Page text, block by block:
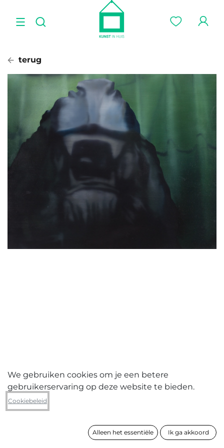
terug
Sarah De Vos
Lion
70 x 90 cm
We gebruiken cookies om je een betere
gebruikerservaring op deze website te bieden.
Cookiebeleid
Alleen het essentiële Ik ga akkoord